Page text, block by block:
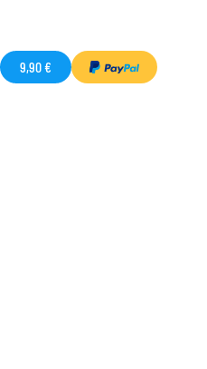
9,90 €